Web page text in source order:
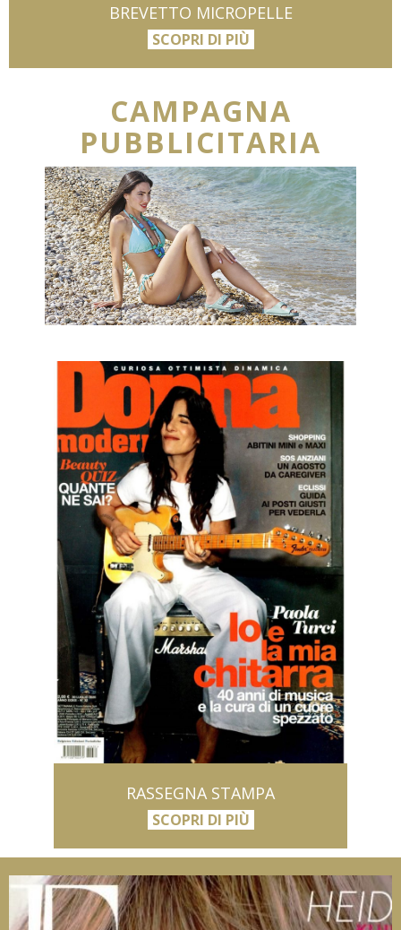
BREVETTO MICROPELLE
SCOPRI DI PIÙ
CAMPAGNA
PUBBLICITARIA
RASSEGNA STAMPA
SCOPRI DI PIÙ